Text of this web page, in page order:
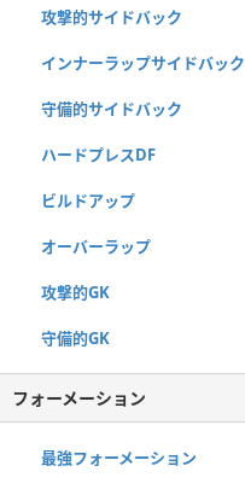
攻撃的サイドバック
インナーラップサイドバック
守備的サイドバック
ハードプレスDF
ビルドアップ
オーバーラップ
攻撃的GK
守備的GK
フォーメーション
最強フォーメーション